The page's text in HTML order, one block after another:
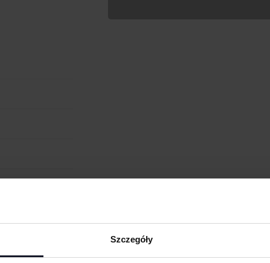
Szczegóły
W wyniku
przy większych
merchu.